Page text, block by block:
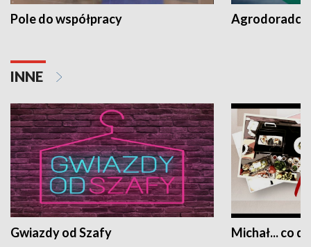
Pole do współpracy Agrodoradcy
INNE
Gwiazdy od Szafy Michał... co